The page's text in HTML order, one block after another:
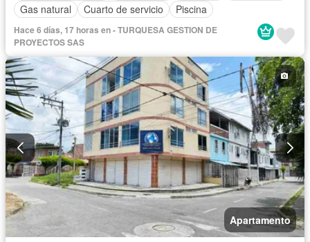
Gas natural
Cuarto de servicio Piscina
Hace 6 días, 17 horas en - TURQUESA GESTION DE
PROYECTOS SAS
Apartamento